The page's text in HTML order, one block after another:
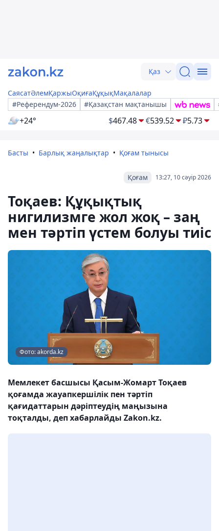
Қаз
СаясатӘлемҚаржыОқиғаҚұқықМақалалар
#Референдум-2026
#Қазақстан мақтанышы
+24° $467.48 €539.52 ₽5.73
Басты Барлық жаңалықтар Қоғам тынысы
13:27, 10 сәуір 2026
Қоғам
Тоқаев: Құқықтық
нигилизмге жол жоқ – заң
мен тәртіп үстем болуы тиіс
Фото: akorda.kz
Мемлекет басшысы Қасым-Жомарт Тоқаев
қоғамда жауапкершілік пен тәртіп
қағидаттарын дәріптеудің маңызына
тоқталды, деп хабарлайды Zakon.kz.